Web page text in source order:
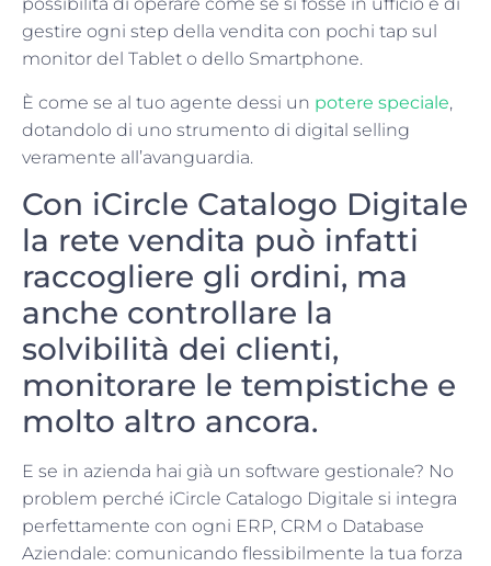
possibilità di operare come se si fosse in ufficio e di
gestire ogni step della vendita con pochi tap sul
monitor del Tablet o dello Smartphone.
È come se al tuo agente dessi un potere speciale,
dotandolo di uno strumento di digital selling
veramente all’avanguardia.
Con iCircle Catalogo Digitale
la rete vendita può infatti
raccogliere gli ordini, ma
anche controllare la
solvibilità dei clienti,
monitorare le tempistiche e
molto altro ancora.
E se in azienda hai già un software gestionale? No
problem perché iCircle Catalogo Digitale si integra
perfettamente con ogni ERP, CRM o Database
Aziendale: comunicando flessibilmente la tua forza